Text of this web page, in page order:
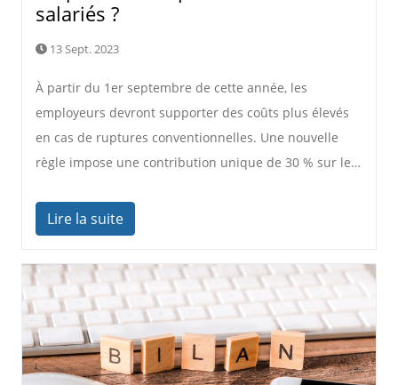
salariés ?
13 Sept. 2023
À partir du 1er septembre de cette année, les
employeurs devront supporter des coûts plus élevés
en cas de ruptures conventionnelles. Une nouvelle
règle impose une contribution unique de 30 % sur le…
Lire la suite